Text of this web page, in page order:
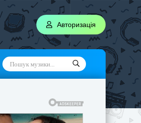
Авторизація